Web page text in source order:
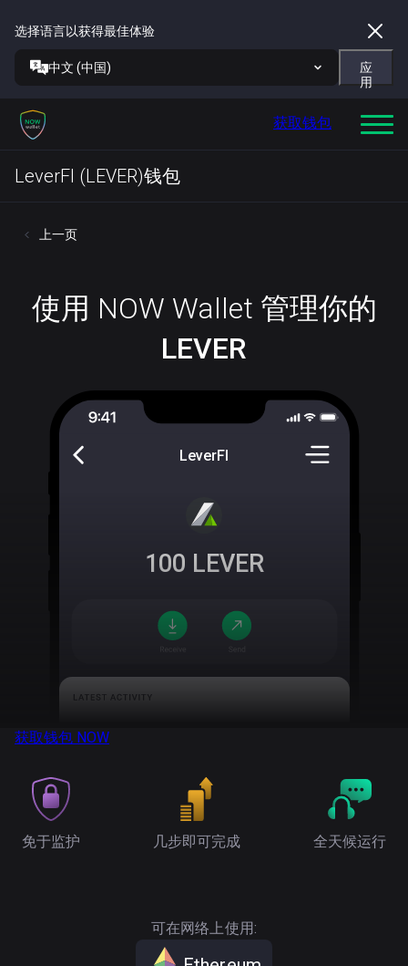
选择语言以获得最佳体验
中文 (中国)
应
用
获取钱包
LeverFI (LEVER)钱包
上一页
使用 NOW Wallet 管理你的
LEVER
LeverFI
100 LEVER
获取钱包 NOW
免于监护 几步即可完成 全天候运行
可在网络上使用: